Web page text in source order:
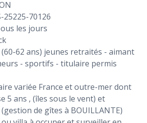
25225-70126
les jours
62 ans) jeunes retraités - aimant
- sportifs - titulaire permis
variée France et outre-mer dont
5 ans , (îles sous le vent) et
de gîtes à BOUILLANTE)